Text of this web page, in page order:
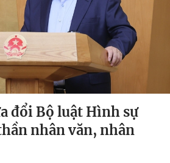
đổi Bộ luật Hình sự
nhân văn, nhân